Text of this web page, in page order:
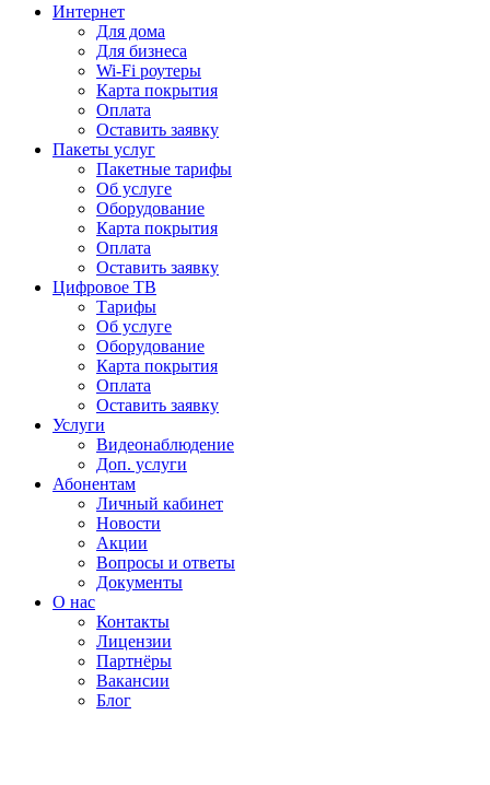
Интернет
Для дома
Для бизнеса
Wi-Fi роутеры
Карта покрытия
Оплата
Оставить заявку
Пакеты услуг
Пакетные тарифы
Об услуге
Оборудование
Карта покрытия
Оплата
Оставить заявку
Цифровое ТВ
Тарифы
Об услуге
Оборудование
Карта покрытия
Оплата
Оставить заявку
Услуги
Видеонаблюдение
Доп. услуги
Абонентам
Личный кабинет
Новости
Акции
Вопросы и ответы
Документы
О нас
Контакты
Лицензии
Партнёры
Вакансии
Блог